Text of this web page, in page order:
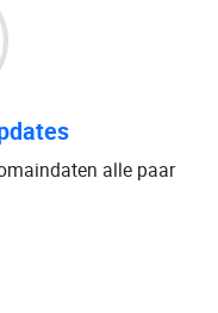
alle paar